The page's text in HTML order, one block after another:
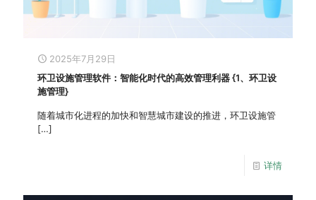
2025年7月29日
环卫设施管理软件：智能化时代的高效管理利器 {1、环卫设
施管理}
随着城市化进程的加快和智慧城市建设的推进，环卫设施管
[…]
详情